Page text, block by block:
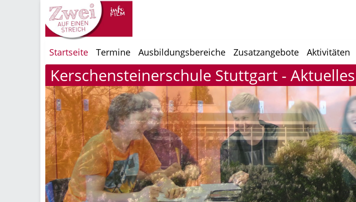
Startseite Termine Ausbildungsbereiche Zusatzangebote Aktivitäten
Kerschensteinerschule Stuttgart - Aktuelles